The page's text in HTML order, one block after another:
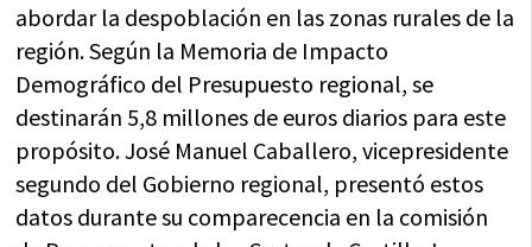
abordar la despoblación en las zonas rurales de la
región. Según la Memoria de Impacto
Demográfico del Presupuesto regional, se
destinarán 5,8 millones de euros diarios para este
propósito. José Manuel Caballero, vicepresidente
segundo del Gobierno regional, presentó estos
datos durante su comparecencia en la comisión